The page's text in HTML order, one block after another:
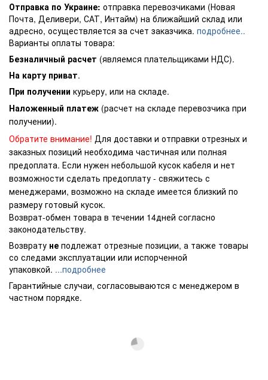
Отправка по Украине: отправка перевозчиками (Новая
Почта, Деливери, САТ, Интайм) на ближайший склад или
адресно, осуществляется за счет заказчика. подробнее..
Варианты оплаты товара:
Безналичный расчет (являемся плательщиками НДС).
На карту приват.
При получении курьеру, или на складе.
Наложенный платеж (расчет на складе перевозчика при
получении).
Обратите внимание! Для доставки и отправки отрезных и
заказных позиций необходима частичная или полная
предоплата. Если нужен небольшой кусок кабеля и нет
возможности сделать предоплату - свяжитесь с
менеджерами, возможно на складе имеется близкий по
размеру готовый кусок.
Возврат-обмен товара в течении 14дней согласно
законодательству.
Возврату не подлежат отрезные позиции, а также товары
со следами эксплуатации или испорченной
упаковкой. ...подробнее
Гарантийные случаи, согласовываются с менеджером в
частном порядке.